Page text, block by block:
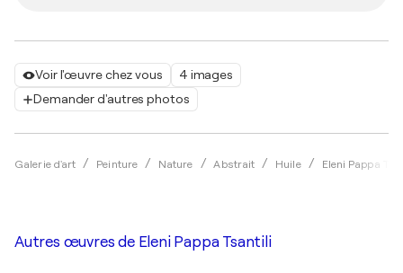
Voir l'œuvre chez vous
4 images
Demander d'autres photos
Galerie d'art Peinture Nature Abstrait Huile Eleni Pappa
Autres œuvres de Eleni Pappa Tsantili